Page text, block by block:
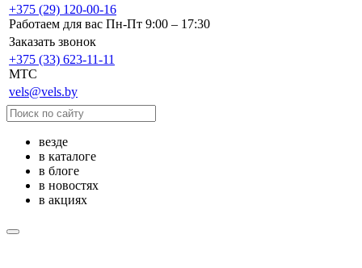
+375 (29) 120-00-16
Работаем для вас Пн-Пт 9:00 – 17:30
Заказать звонок
+375 (33) 623-11-11
MTC
vels@vels.by
везде
в каталоге
в блоге
в новостях
в акциях